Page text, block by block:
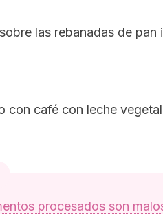
las rebanadas de pan
con café con leche
procesados son